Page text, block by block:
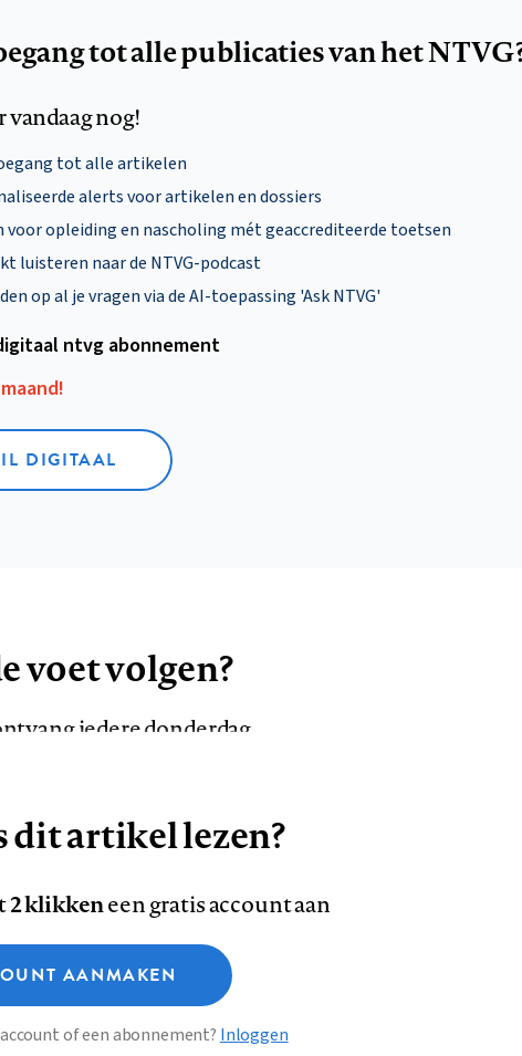
tot alle publicaties van het
nog!
tot alle artikelen
alerts voor artikelen en dossiers
voor opleiding en nascholing mét geaccrediteerde toetsen
luisteren naar de NTVG-podcast
op al je vragen via de AI-toepassing 'Ask NTVG'
ntvg abonnement
DIGITAAL
voet volgen?
iedere donderdag
AANMELDEN
Disclaimer Privacy About us
dit artikel lezen?
2 klikkeneen gratis account aan
AANMAKEN
of een abonnement? Inloggen
Deze site gebruikt cookies